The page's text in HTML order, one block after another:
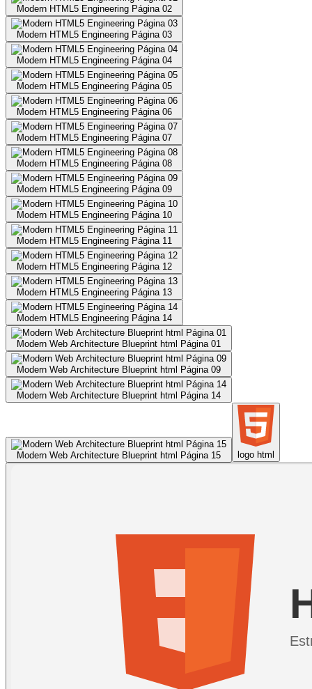
Modern HTML5 Engineering Página 02
Modern HTML5 Engineering Página 03
Modern HTML5 Engineering Página 04
Modern HTML5 Engineering Página 05
Modern HTML5 Engineering Página 06
Modern HTML5 Engineering Página 07
Modern HTML5 Engineering Página 08
Modern HTML5 Engineering Página 09
Modern HTML5 Engineering Página 10
Modern HTML5 Engineering Página 11
Modern HTML5 Engineering Página 12
Modern HTML5 Engineering Página 13
Modern HTML5 Engineering Página 14
Modern Web Architecture Blueprint html Página 01
Modern Web Architecture Blueprint html Página 09
Modern Web Architecture Blueprint html Página 14
Modern Web Architecture Blueprint html Página 15 logo html